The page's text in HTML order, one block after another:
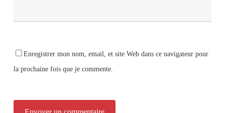
Enregistrer mon nom, email, et site Web dans ce navigateur pour
la prochaine fois que je commente.